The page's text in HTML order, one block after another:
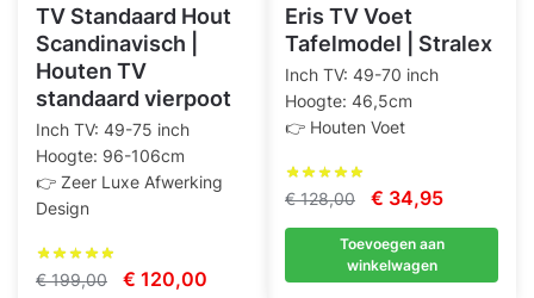
TV Standaard Hout
Scandinavisch |
Houten TV
standaard vierpoot
Inch TV: 49-75 inch
Hoogte: 96-106cm
👉 Zeer Luxe Afwerking
Design
€199,00
Oorspronkelijke
€ 120,00
Eris TV Voet
Tafelmodel | Stralex
Inch TV: 49-70 inch
Hoogte: 46,5cm
👉 Houten Voet
€128,00
Oorspronkelijke
prijs
was:
€ 128,00.
€ 34,95Huidige
prijs
is:
€ 34,95.
Toevoegen aan
winkelwagen